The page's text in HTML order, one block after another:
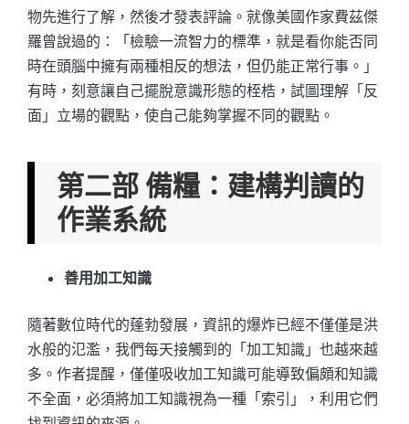
物先進行了解，然後才發表評論。就像美國作家費茲傑
羅曾說過的：「檢驗一流智力的標準，就是看你能否同
時在頭腦中擁有兩種相反的想法，但仍能正常行事。」
有時，刻意讓自己擺脫意識形態的桎梏，試圖理解「反
面」立場的觀點，使自己能夠掌握不同的觀點。
第二部 備糧：建構判讀的
作業系統
善用加工知識
隨著數位時代的蓬勃發展，資訊的爆炸已經不僅僅是洪
水般的氾濫，我們每天接觸到的「加工知識」也越來越
多。作者提醒，僅僅吸收加工知識可能導致偏頗和知識
不全面，必須將加工知識視為一種「索引」，利用它們